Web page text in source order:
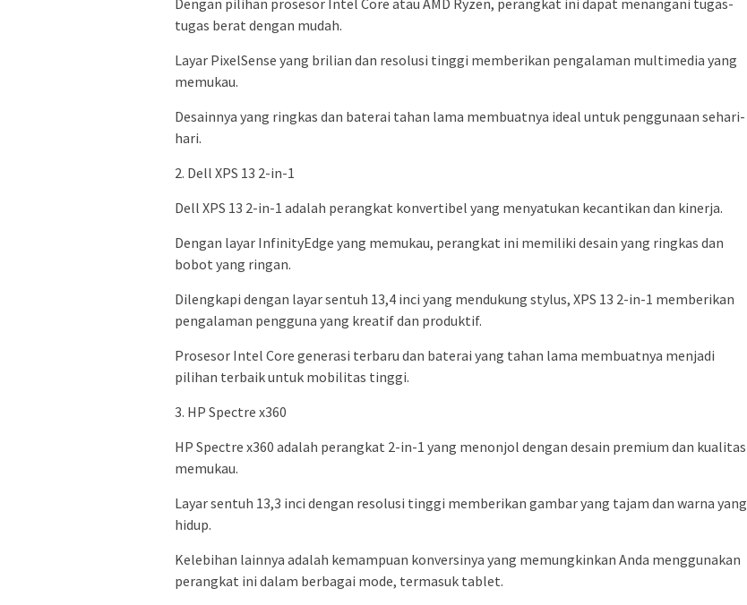
tugas berat dengan mudah.
Layar PixelSense yang brilian dan resolusi tinggi memberikan pengalaman multimedia yang
memukau.
Desainnya yang ringkas dan baterai tahan lama membuatnya ideal untuk penggunaan sehari-
hari.
2. Dell XPS 13 2-in-1
Dell XPS 13 2-in-1 adalah perangkat konvertibel yang menyatukan kecantikan dan kinerja.
Dengan layar InfinityEdge yang memukau, perangkat ini memiliki desain yang ringkas dan
bobot yang ringan.
Dilengkapi dengan layar sentuh 13,4 inci yang mendukung stylus, XPS 13 2-in-1 memberikan
pengalaman pengguna yang kreatif dan produktif.
Prosesor Intel Core generasi terbaru dan baterai yang tahan lama membuatnya menjadi
pilihan terbaik untuk mobilitas tinggi.
3. HP Spectre x360
HP Spectre x360 adalah perangkat 2-in-1 yang menonjol dengan desain premium dan kualitas
memukau.
Layar sentuh 13,3 inci dengan resolusi tinggi memberikan gambar yang tajam dan warna yang
hidup.
Kelebihan lainnya adalah kemampuan konversinya yang memungkinkan Anda menggunakan
perangkat ini dalam berbagai mode, termasuk tablet.